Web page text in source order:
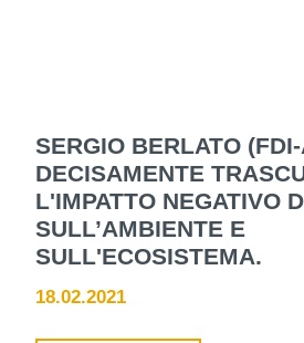
SERGIO BERLATO
DECISAMENTE
L'IMPATTO NEGATIVO
SULL’AMBIENTE E
SULL'ECOSISTEMA.
18.02.2021